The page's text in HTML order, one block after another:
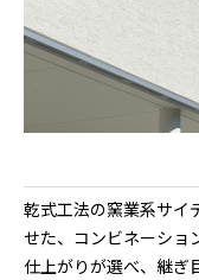
乾式工法の窯業系サイ
せた、コンビネーショ
仕上がりが選べ、継ぎ